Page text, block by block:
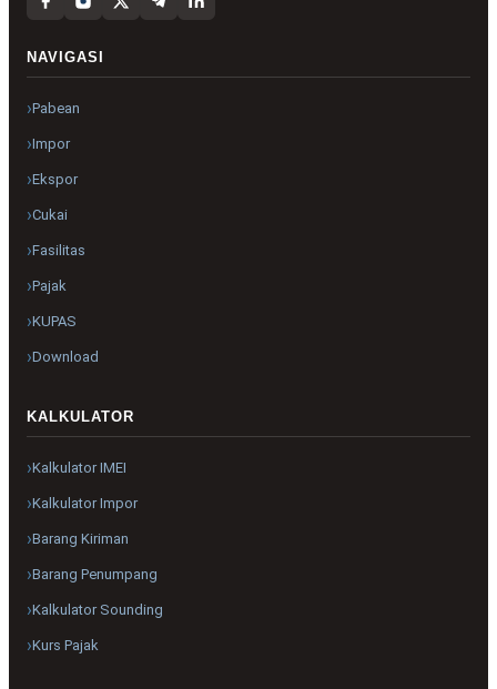
NAVIGASI
Pabean
Impor
Ekspor
Cukai
Fasilitas
Pajak
KUPAS
Download
KALKULATOR
Kalkulator IMEI
Kalkulator Impor
Barang Kiriman
Barang Penumpang
Kalkulator Sounding
Kurs Pajak